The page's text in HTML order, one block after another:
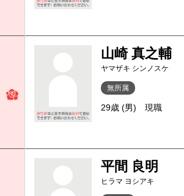
山崎 真之輔
ヤマザキ シンノスケ
無所属
29歳 (男) 現職
平間 良明
ヒラマ ヨシアキ